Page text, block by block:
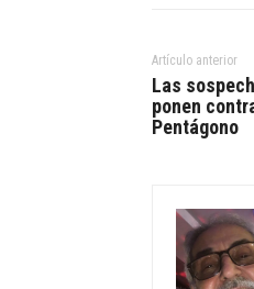
Artículo anterior
Las
ponen
Pentágono